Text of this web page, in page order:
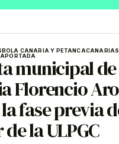
BOLA CANARIA Y PETANCACANARIAS
PORTADA
municipal
Florencio
fase previa
la ULPGC